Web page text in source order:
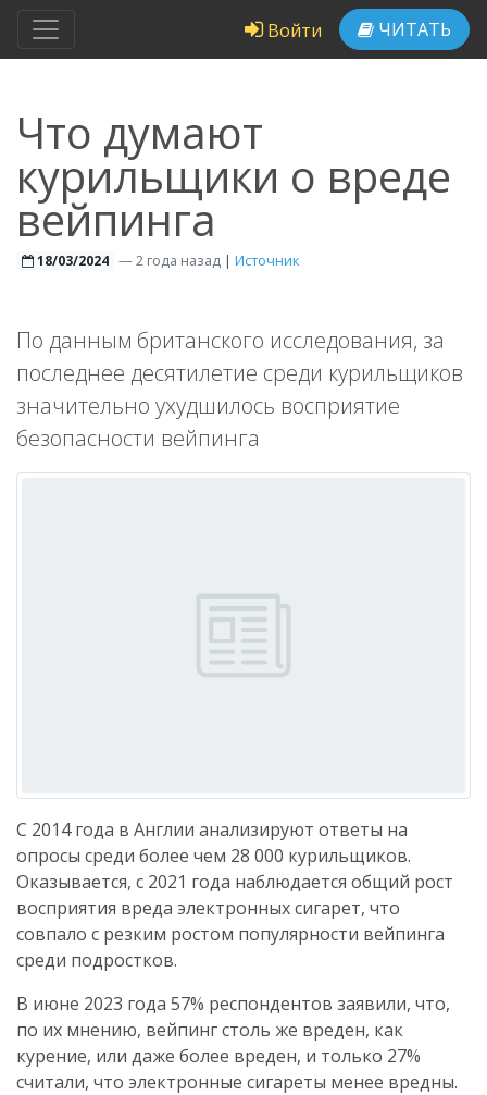
Войти ЧИТАТЬ
Что думают
курильщики о вреде
вейпинга
18/03/2024 —2 года назад | Источник
По данным британского исследования, за
последнее десятилетие среди курильщиков
значительно ухудшилось восприятие
безопасности вейпинга
С 2014 года в Англии анализируют ответы на
опросы среди более чем 28 000 курильщиков.
Оказывается, с 2021 года наблюдается общий рост
восприятия вреда электронных сигарет, что
совпало с резким ростом популярности вейпинга
среди подростков.
В июне 2023 года 57% респондентов заявили, что,
по их мнению, вейпинг столь же вреден, как
курение, или даже более вреден, и только 27%
считали, что электронные сигареты менее вредны.